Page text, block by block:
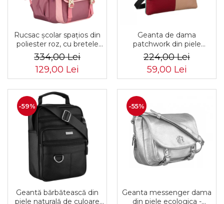
Rucsac școlar spațios din
poliester roz, cu bretele
reglabile - Peterson PTR-
PTN 8610-1327 PINK
334,00 Lei
129,00 Lei
Geanta de dama
patchwork din piele
naturala PTR-1718-SKL-
6922 MULTI
224,00 Lei
59,00 Lei
-59%
Geantă bărbătească din
piele naturală de culoare
-55%
Geanta messenger dama
din piele ecologica -